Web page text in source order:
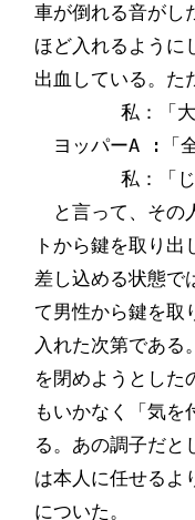
車が倒れる音がし
ほど入れるように
出血している。た
私：「大丈
ヨッパーA :「
私：「じゃあ
と言って、その
トから鍵を取り
差し込める状態で
て男性から鍵を取
入れた次第である
を閉めようとした
もいかなく「気を
る。あの調子だと
は本人に任せるよ
についた。